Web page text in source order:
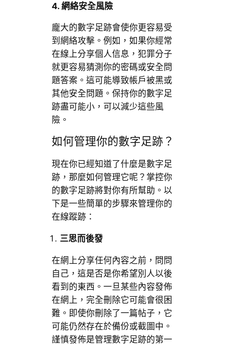
4. 網絡安全風險
龐大的數字足跡會使你更容易受
到網絡攻擊。例如，如果你經常
在線上分享個人信息，犯罪分子
就更容易猜測你的密碼或安全問
題答案。這可能導致帳戶被黑或
其他安全問題。保持你的數字足
跡盡可能小，可以減少這些風
險。
如何管理你的數字足跡？
現在你已經知道了什麼是數字足
跡，那麼如何管理它呢？掌控你
的數字足跡將對你有所幫助。以
下是一些簡單的步驟來管理你的
在線蹤跡：
三思而後發
在網上分享任何內容之前，問問
自己，這是否是你希望別人以後
看到的東西。一旦某些內容發佈
在網上，完全刪除它可能會很困
難。即使你刪除了一篇帖子，它
可能仍然存在於備份或截圖中。
謹慎發佈是管理數字足跡的第一